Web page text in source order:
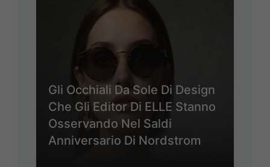
Gli Occhiali Da Sole Di Design
Che Gli Editor Di ELLE Stanno
Osservando Nel Saldi
Anniversario Di Nordstrom